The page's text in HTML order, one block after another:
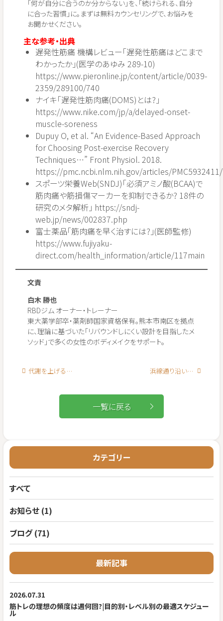
「何が自分に合うのか分からない」を、「続けられる、自分
に合った習慣」に。まずは無料カウンセリングで、お悩みを
お聞かせください。
主な参考・出典
遅発性筋痛 機構レビュー「遅発性筋痛はどこまで
わかったか」(医学のあゆみ 289-10)
https://www.pieronline.jp/content/article/0039-
2359/289100/740
ナイキ「遅発性筋肉痛(DOMS)とは?」
https://www.nike.com/jp/a/delayed-onset-
muscle-soreness
Dupuy O, et al. “An Evidence-Based Approach
for Choosing Post-exercise Recovery
Techniques…” Front Physiol. 2018.
https://pmc.ncbi.nlm.nih.gov/articles/PMC5932411/
スポーツ栄養Web(SNDJ)「必須アミノ酸(BCAA)で
筋肉痛や筋損傷マーカーを抑制できるか? 18件の
研究のメタ解析」 https://sndj-
web.jp/news/002837.php
富士薬品「筋肉痛を早く治すには?」(医師監修)
https://www.fujiyaku-
direct.com/health_information/article/117main
文責
白木 勝也
RBDジム オーナー・トレーナー
東大薬学部卒・薬剤師国家資格保有。熊本市南区を拠点
に、理論に基づいた「リバウンドしにくい設計を目指したメ
ソッド」で多くの女性のボディメイクをサポート。
代謝を上げる食材TOP10|毎日食べたい痩せ体質メニュー 浜線通り沿いのパーソナルジム|熊本市南区出仲間 RBDジム
一覧に戻る
カテゴリー
すべて
お知らせ (1)
ブログ (71)
最新記事
2026.07.31
筋トレの理想の頻度は週何回?|目的別・レベル別の最適スケジュー
ル